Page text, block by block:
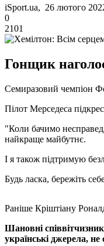
iSport.ua, 26 лютого
0
2101
Гонщик
Семиразовий чемпіон
Пілот Мерседеса
"Коли бачимо
найкраще майбутнє.
І я також підтримую
Будь ласка, бережіть
Раніше Кріштіану
Шановні
українські джерела,